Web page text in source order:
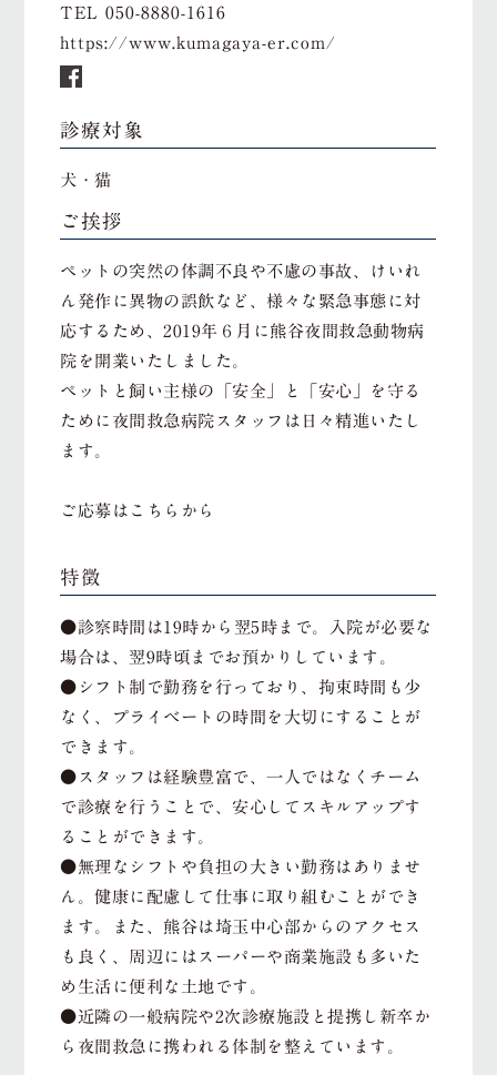
TEL050-8880-1616
https://www.kumagaya-er.com/
診療対象
犬・猫
ご挨拶
ペットの突然の体調不良や不慮の事故、けいれ
ん発作に異物の誤飲など、様々な緊急事態に対
応するため、2019年６月に熊谷夜間救急動物病
院を開業いたしました。
ペットと飼い主様の「安全」と「安心」を守る
ために夜間救急病院スタッフは日々精進いたし
ます。
ご応募はこちらから
特徴
●診察時間は19時から翌5時まで。入院が必要な
場合は、翌9時頃までお預かりしています。
●シフト制で勤務を行っており、拘束時間も少
なく、プライベートの時間を大切にすることが
できます。
●スタッフは経験豊富で、一人ではなくチーム
で診療を行うことで、安心してスキルアップす
ることができます。
●無理なシフトや負担の大きい勤務はありませ
ん。健康に配慮して仕事に取り組むことができ
ます。また、熊谷は埼玉中心部からのアクセス
も良く、周辺にはスーパーや商業施設も多いた
め生活に便利な土地です。
●近隣の一般病院や2次診療施設と提携し新卒か
ら夜間救急に携われる体制を整えています。